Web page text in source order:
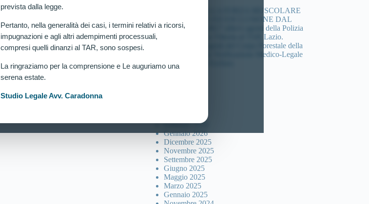
prevista dalla legge.
Pertanto, nella generalità dei casi, i termini relativi a ricorsi,
impugnazioni e agli altri adempimenti processuali,
compresi quelli dinanzi al TAR, sono sospesi.
La ringraziamo per la comprensione e Le auguriamo una
serena estate.
Studio Legale Avv. Caradonna
DEFICIT DELLA FORZA MUSCOLARE
(HANDGRIP) ED ESCLUSIONE DAL
Concorso per 4617 allievi agenti della Polizia
di Stato: Nuova Vittoria al TAR Lazio.
Concorso 46 agenti del Corpo Forestale della
sicilia: Ottenuta Verificazione Medico-Legale
per Candidato Escluso.
Febbraio 2026
Gennaio 2026
Dicembre 2025
Novembre 2025
Settembre 2025
Giugno 2025
Maggio 2025
Marzo 2025
Gennaio 2025